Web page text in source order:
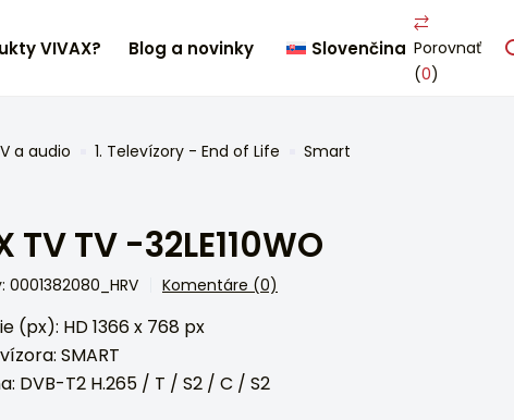
VIVAX? Blog a novinky Slovenčina Porovnať
(0)
a audio 1. Televízory - End of Life Smart
TV TV -32LE110WO
0001382080_HRV Komentáre (0)
(px): HD 1366 x 768 px
SMART
DVB-T2 H.265 / T / S2 / C / S2